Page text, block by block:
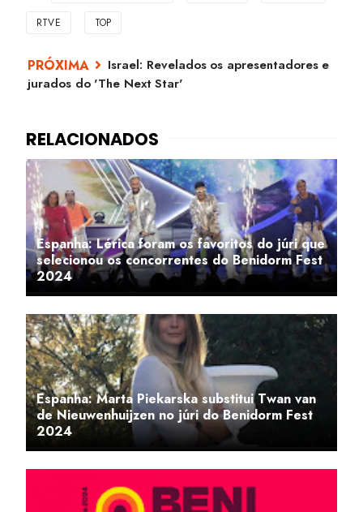
RTVE TOP
Israel: Revelados os apresentadores e
jurados do 'The Next Star'
Espanha: Lérica foram os favoritos do júri que
selecionou os concorrentes do Benidorm Fest
2024
Espanha: Marta Piekarska substitui Twan van
de Nieuwenhuijzen no júri do Benidorm Fest
2024